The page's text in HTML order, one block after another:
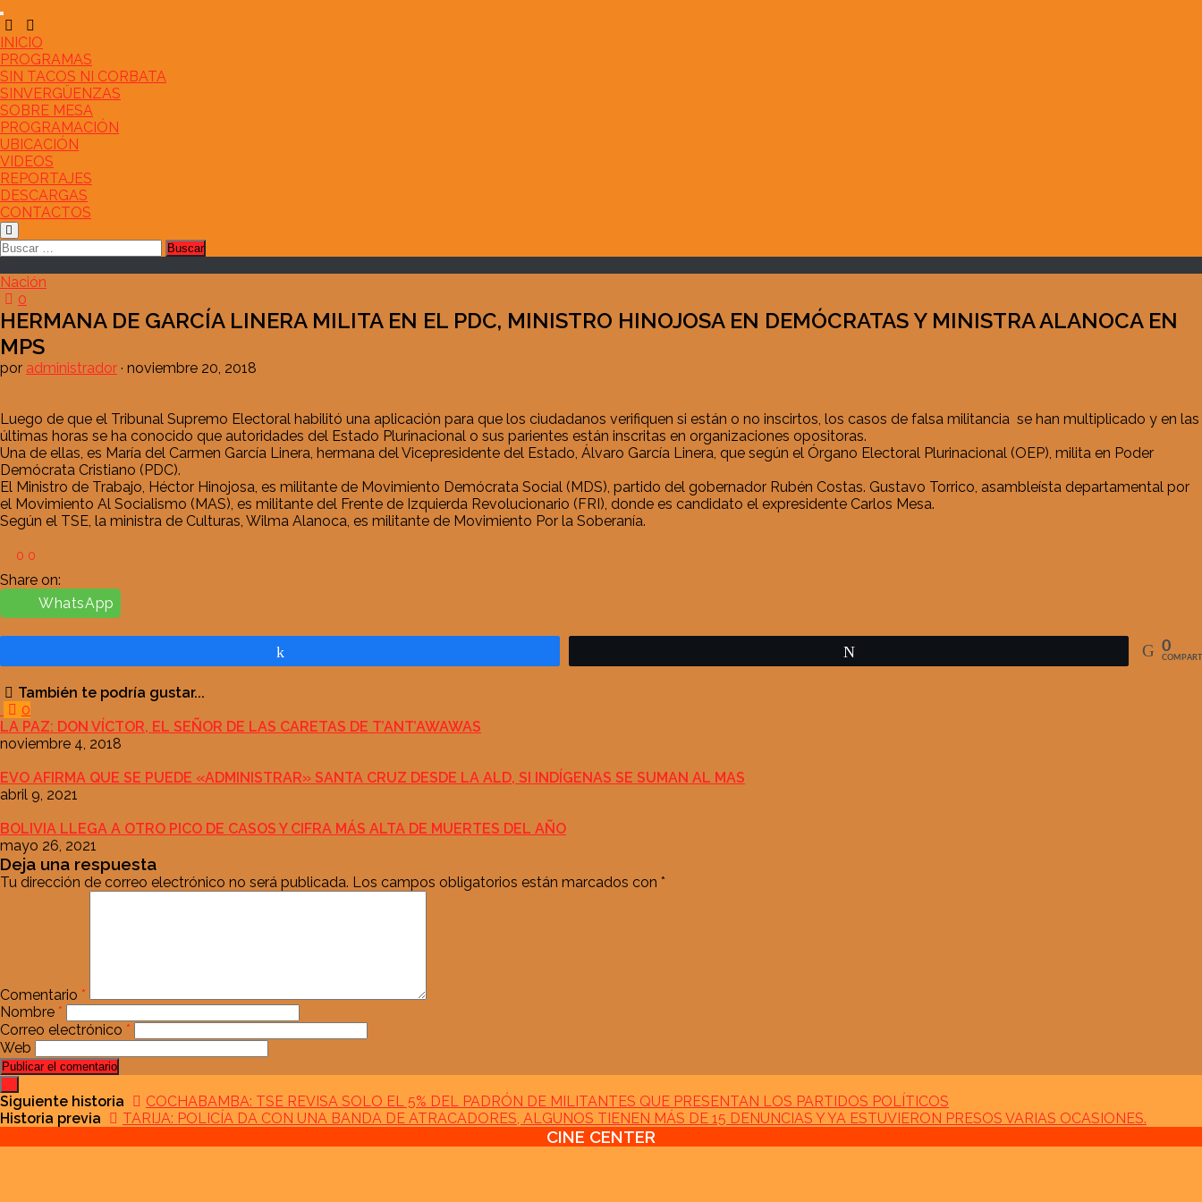
Saltar
al
contenido
INICIO
PROGRAMAS
SIN TACOS NI CORBATA
SINVERGÜENZAS
SOBRE MESA
PROGRAMACIÓN
UBICACIÓN
VIDEOS
REPORTAJES
DESCARGAS
CONTACTOS
Buscar:
Nación
0
HERMANA DE GARCÍA LINERA MILITA EN EL PDC, MINISTRO HINOJOSA EN DEMÓCRATAS Y MINISTRA ALANOCA EN
MPS
por administrador · noviembre 20, 2018
Luego de que el Tribunal Supremo Electoral habilitó una aplicación para que los ciudadanos verifiquen si están o no inscirtos, los casos de falsa militancia se han multiplicado y en las
últimas horas se ha conocido que autoridades del Estado Plurinacional o sus parientes están inscritas en organizaciones opositoras.
Una de ellas, es María del Carmen García Linera, hermana del Vicepresidente del Estado, Álvaro García Linera, que según el Órgano Electoral Plurinacional (OEP), milita en Poder
Demócrata Cristiano (PDC).
El Ministro de Trabajo, Héctor Hinojosa, es militante de Movimiento Demócrata Social (MDS), partido del gobernador Rubén Costas. Gustavo Torrico, asambleísta departamental por
el Movimiento Al Socialismo (MAS), es militante del Frente de Izquierda Revolucionario (FRI), donde es candidato el expresidente Carlos Mesa.
Según el TSE, la ministra de Culturas, Wilma Alanoca, es militante de Movimiento Por la Soberanía.
0 0
Share on:
WhatsApp
0
También te podría gustar...
0
LA PAZ: DON VÍCTOR, EL SEÑOR DE LAS CARETAS DE T’ANT’AWAWAS
noviembre 4, 2018
EVO AFIRMA QUE SE PUEDE «ADMINISTRAR» SANTA CRUZ DESDE LA ALD, SI INDÍGENAS SE SUMAN AL MAS
abril 9, 2021
BOLIVIA LLEGA A OTRO PICO DE CASOS Y CIFRA MÁS ALTA DE MUERTES DEL AÑO
mayo 26, 2021
Deja una respuesta
Tu dirección de correo electrónico no será publicada. Los campos obligatorios están marcados con *
Comentario *
Nombre *
Correo electrónico *
Web
Siguiente historia
COCHABAMBA: TSE REVISA SOLO EL 5% DEL PADRÓN DE MILITANTES QUE PRESENTAN LOS PARTIDOS POLÍTICOS
Historia previa
TARIJA: POLICÍA DA CON UNA BANDA DE ATRACADORES, ALGUNOS TIENEN MÁS DE 15 DENUNCIAS Y YA ESTUVIERON PRESOS VARIAS OCASIONES.
CINE CENTER